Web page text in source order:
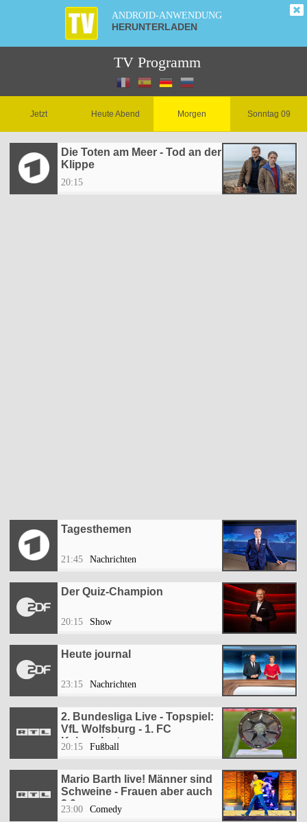
ANDROID-ANWENDUNG
HERUNTERLADEN
TV Programm
Jetzt Heute Abend Morgen Sonntag 09
Die Toten am Meer - Tod an der
Klippe
20:15
Tagesthemen
21:45 Nachrichten
Der Quiz-Champion
20:15 Show
Heute journal
23:15 Nachrichten
2. Bundesliga Live - Topspiel:
VfL Wolfsburg - 1. FC
Kaiserslautern
20:15 Fußball
Mario Barth live! Männer sind
Schweine - Frauen aber auch
2.0
23:00 Comedy